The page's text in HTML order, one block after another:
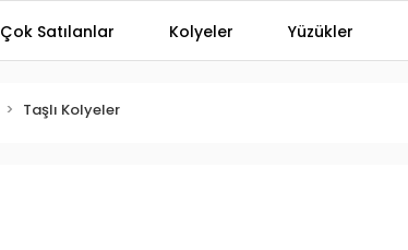
Çok Satılanlar Kolyeler Yüzükler
Taşlı Kolyeler